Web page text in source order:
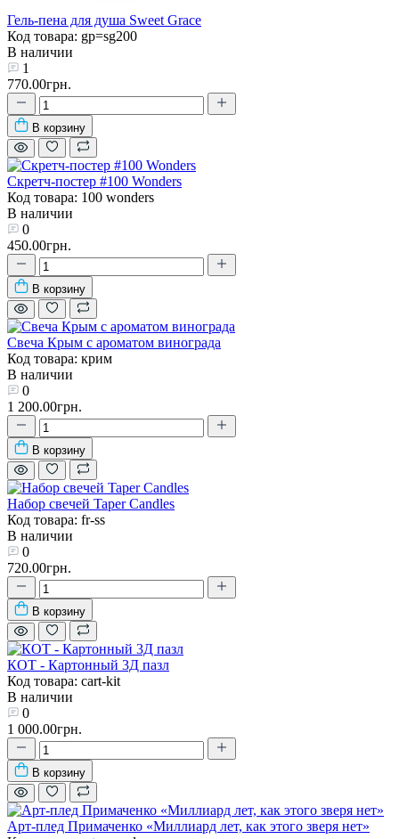
Гель-пена для душа Sweet Grace
Код товара: gp=sg200
В наличии
1
770.00грн.
В корзину
Скретч-постер #100 Wonders
Код товара: 100 wonders
В наличии
0
450.00грн.
В корзину
Свеча Крым с ароматом винограда
Код товара: крим
В наличии
0
1 200.00грн.
В корзину
Набор свечей Taper Candles
Код товара: fr-ss
В наличии
0
720.00грн.
В корзину
КОТ - Картонный 3Д пазл
Код товара: cart-kit
В наличии
0
1 000.00грн.
В корзину
Арт-плед Примаченко «Миллиард лет, как этого зверя нет»